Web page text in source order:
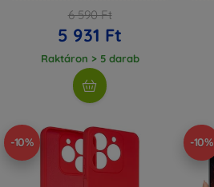
6 590 Ft
5 931 Ft
Raktáron > 5 darab
-10% -10%